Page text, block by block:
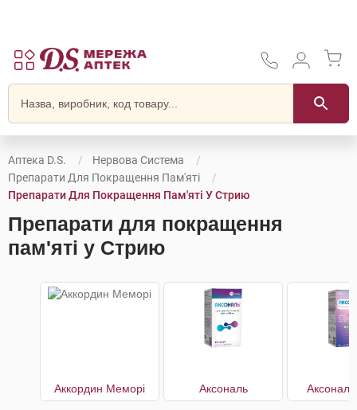
Аптека D.S.
Нервова Система
Препарати Для Покращення Пам'яті
Препарати Для Покращення Пам'яті У Стрию
Препарати для покращення
пам'яті у Стрию
Аккордин Меморі Аксональ Аксональ